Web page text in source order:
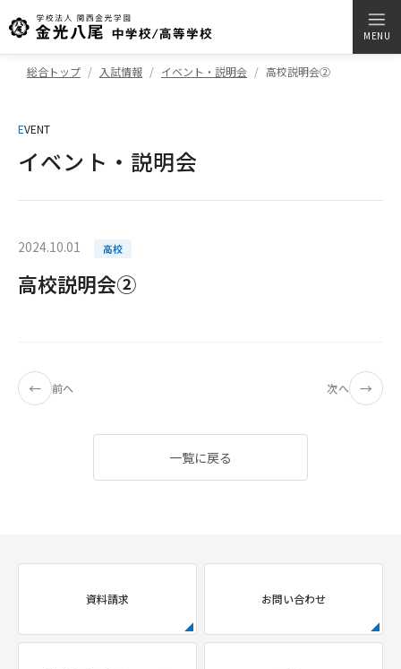
MENU
総合トップ 入試情報 イベント・説明会 高校説明会②
EVENT
イベント・説明会
2024.10.01 高校
高校説明会②
← 前へ 次へ →
一覧に戻る
資料請求 お問い合わせ